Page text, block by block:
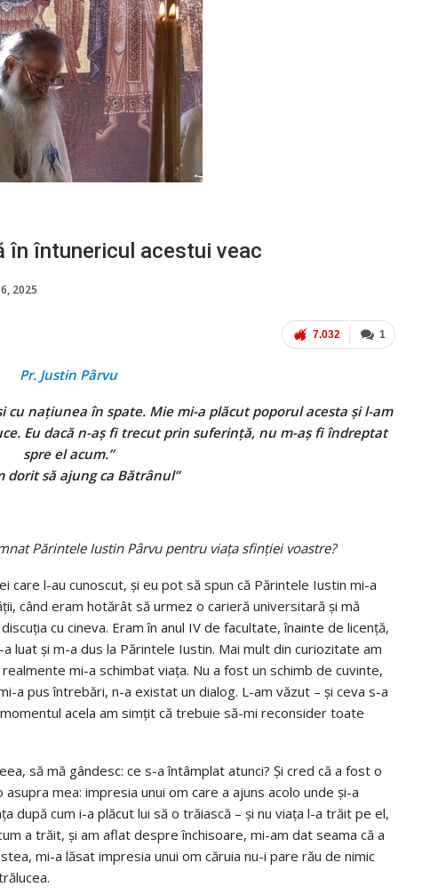
în întunericul acestui veac
2025
1
7.032
Pr. Justin Pârvu
cu națiunea în spate. Mie mi-a plăcut poporul acesta și l-am
Eu dacă n-aș fi trecut prin suferință, nu m-aș fi îndreptat
spre el acum.”
dorit să ajung ca Bătrânul”
Părintele Iustin Pârvu pentru viaţa sfinţiei voastre?
care l-au cunoscut, şi eu pot să spun că Părintele Iustin mi-a
când eram hotărât să urmez o carieră universitară şi mă
cu cineva. Eram în anul IV de facultate, înainte de licenţă,
luat şi m-a dus la Părintele Iustin. Mai mult din curiozitate am
mi-a schimbat viaţa. Nu a fost un schimb de cuvinte,
a pus întrebări, n-a existat un dialog. L-am văzut – şi ceva s-a
acela am simţit că trebuie să-mi reconsider toate
să mă gândesc: ce s-a întâmplat atunci? Şi cred că a fost o
mea: impresia unui om care a ajuns acolo unde şi-a
după cum i-a plăcut lui să o trăiască – şi nu viaţa l-a trăit pe el,
a trăit, şi am aflat despre închisoare, mi-am dat seama că a
mi-a lăsat impresia unui om căruia nu-i pare rău de nimic